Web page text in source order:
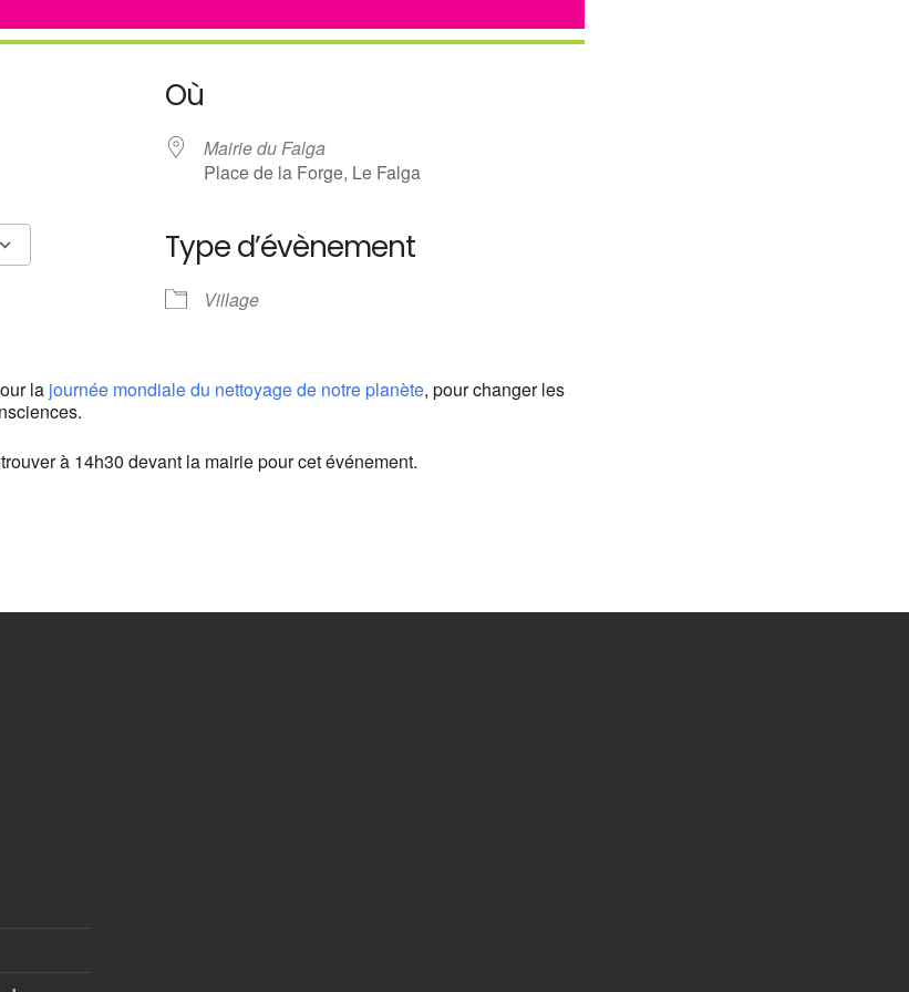
Calendrier Google
Où
Mairie du Falga
Place de la Forge, Le Falga
Type d’évènement
Village
la journée mondiale du nettoyage de notre planète, pour changer les
à 14h30 devant la mairie pour cet événement.